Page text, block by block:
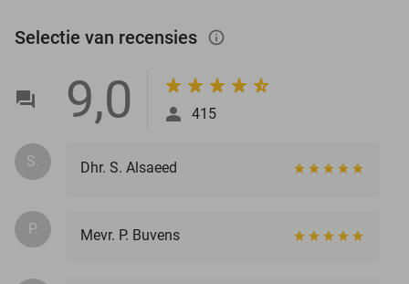
Selectie van recensies info_outlined
9,0 415
S. Dhr. S. Alsaeed
P. Mevr. P. Buvens